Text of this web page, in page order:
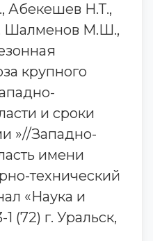
Абекешев Н.Т.,
Шалменов М.Ш.,
крупного
и сроки
»//Западно-
имени
технический
«Наука и
(72) г. Уральск,